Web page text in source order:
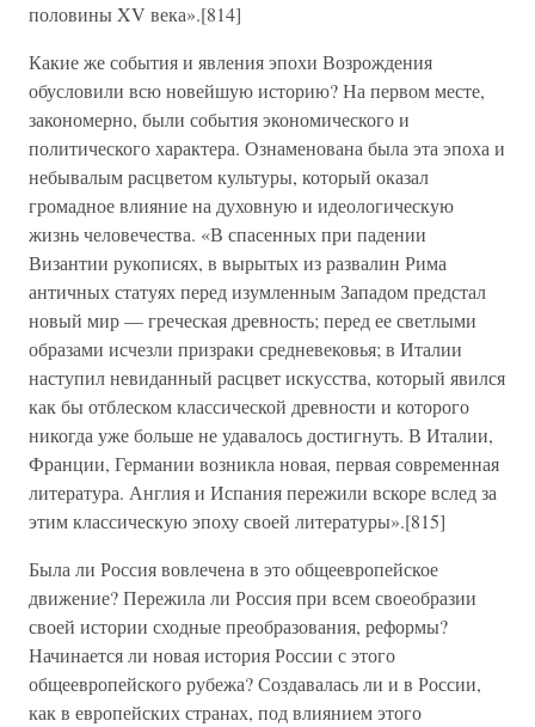
половины XV века».[814]
Какие же события и явления эпохи Возрождения
обусловили всю новейшую историю? На первом месте,
закономерно, были события экономического и
политического характера. Ознаменована была эта эпоха и
небывалым расцветом культуры, который оказал
громадное влияние на духовную и идеологическую
жизнь человечества. «В спасенных при падении
Византии рукописях, в вырытых из развалин Рима
античных статуях перед изумленным Западом предстал
новый мир — греческая древность; перед ее светлыми
образами исчезли призраки средневековья; в Италии
наступил невиданный расцвет искусства, который явился
как бы отблеском классической древности и которого
никогда уже больше не удавалось достигнуть. В Италии,
Франции, Германии возникла новая, первая современная
литература. Англия и Испания пережили вскоре вслед за
этим классическую эпоху своей литературы».[815]
Была ли Россия вовлечена в это общеевропейское
движение? Пережила ли Россия при всем своеобразии
своей истории сходные преобразования, реформы?
Начинается ли новая история России с этого
общеевропейского рубежа? Создавалась ли и в России,
как в европейских странах, под влиянием этого